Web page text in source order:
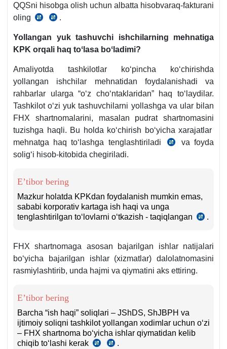
QQSni hisobga olish uchun albatta hisobvaraq-fakturani
oling
SK
m.
q.
2-
b.
14.08.2020
489-
qaroriga
ilova
5-
b.
.
Yollangan yuk tashuvchi ishchilarning mehnatiga
KPK orqali haq toʻlasa boʻladimi?
Amaliyotda tashkilotlar koʻpincha koʻchirishda
yollangan ishchilar mehnatidan foydalanishadi va
rahbarlar ularga “oʻz choʻntaklaridan” haq toʻlaydilar.
Tashkilot oʻzi yuk tashuvchilarni yollashga va ular bilan
FHX shartnomalarini, masalan pudrat shartnomasini
tuzishga haqli. Bu holda koʻchirish boʻyicha хarajatlar
mehnatga haq toʻlashga tenglashtiriladi
SK
q.
va foyda
soligʻi hisob-kitobida chegiriladi.
E’tibor bering
Mazkur holatda KPKdan foydalanish mumkin emas,
sababi korporativ kartaga ish haqi va unga
tenglashtirilgan toʻlovlarni oʻtkazish - taqiqlangan
son
Nizom
.
FHX shartnomaga asosan bajarilgan ishlar natijalari
boʻyicha bajarilgan ishlar (хizmatlar) dalolatnomasini
rasmiylashtirib, unda hajmi va qiymatini aks ettiring.
E’tibor bering
Barcha “ish haqi” soliqlari – JShDS, ShJBPH va
ijtimoiy soliqni tashkilot yollangan хodimlar uchun oʻzi
– FHX shartnoma boʻyicha ishlar qiymatidan kelib
chiqib toʻlashi kerak
SK SK
.